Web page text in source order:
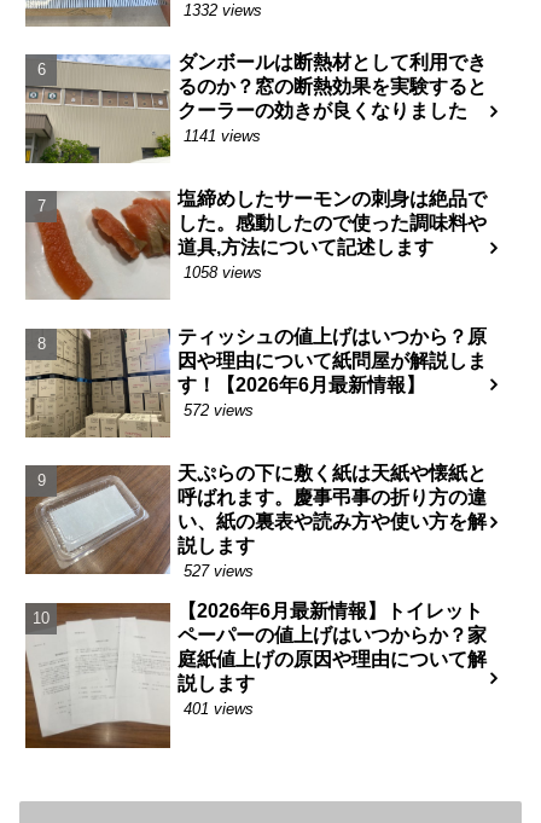
1332 views
ダンボールは断熱材として利用でき
るのか？窓の断熱効果を実験すると
クーラーの効きが良くなりました
1141 views
塩締めしたサーモンの刺身は絶品で
した。感動したので使った調味料や
道具,方法について記述します
1058 views
ティッシュの値上げはいつから？原
因や理由について紙問屋が解説しま
す！【2026年6月最新情報】
572 views
天ぷらの下に敷く紙は天紙や懐紙と
呼ばれます。慶事弔事の折り方の違
い、紙の裏表や読み方や使い方を解
説します
527 views
【2026年6月最新情報】トイレット
ペーパーの値上げはいつからか？家
庭紙値上げの原因や理由について解
説します
401 views